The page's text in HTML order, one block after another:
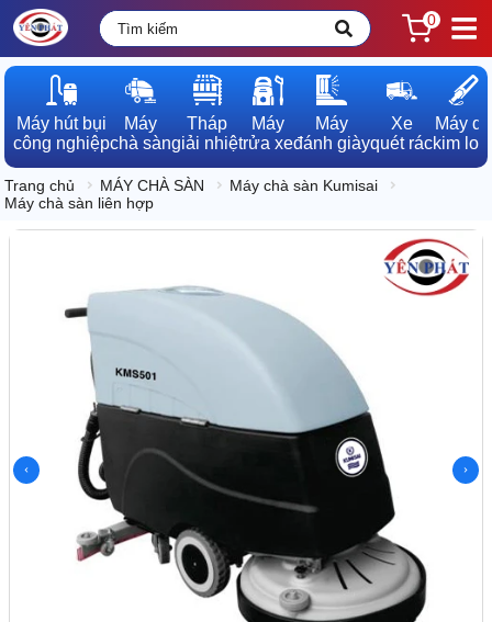
0
Máy hút bụi
công nghiệp
Máy
chà sàn
Tháp
giải nhiệt
Máy
rửa xe
Máy
đánh giày
Xe
quét rác
Máy dò
kim loại
Trang chủ MÁY CHÀ SÀN
Máy chà sàn Kumisai
Máy chà sàn liên hợp